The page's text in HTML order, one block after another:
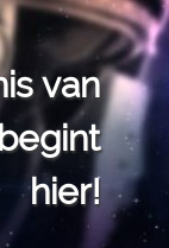
van
hier!